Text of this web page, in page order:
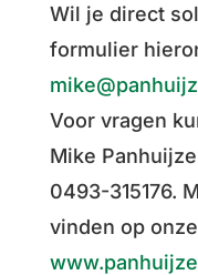
Wil je direct
formulier
Voor vragen
Mike
0493-315176.
vinden op